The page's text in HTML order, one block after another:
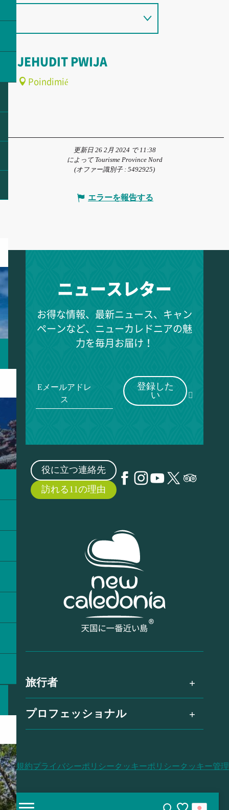
JEHUDIT PWIJA
Poindimié
更新日 26 2月 2024 で 11:38
によって Tourisme Province Nord
(オファー識別子 : 5492925)
エラーを報告する
ニュースレター
お得な情報、最新ニュース、キャン
ペーンなど、ニューカレドニアの魅
力を毎月お届け！
Eメールアドレ
ス
登録した
い
役に立つ連絡先
訪れる11の理由
旅行者
プロフェッショナル
利用規約プライバシーポリシークッキーポリシークッキー管理